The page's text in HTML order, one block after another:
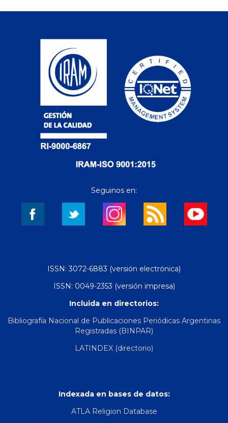
Seguinos en:
ISSN: 3072-6883 (versión electrónica)
ISSN: 0049-2353 (versión impresa)
Incluida en directorios:
Bibliografía Nacional de Publicaciones Periódicas Argentinas
Registradas (BINPAR)
LATINDEX (directorio)
Indexada en bases de datos:
ATLA Religion Database